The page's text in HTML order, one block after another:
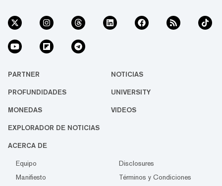
PARTNER NOTICIAS
PROFUNDIDADES UNIVERSITY
MONEDAS VIDEOS
EXPLORADOR DE NOTICIAS
ACERCA DE
Equipo
Disclosures
Manifiesto
Términos y Condiciones